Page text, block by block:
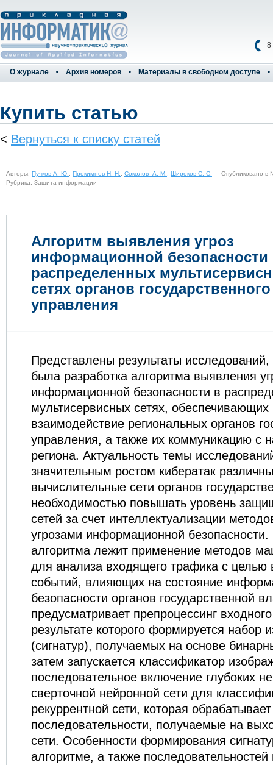
8
О журнале Архив номеров Материалы в свободном доступе
Купить статью
< Вернуться к списку статей
Авторы: Пучков А. Ю. Прокимнов Н. Н. Соколов А. М. Широков С. С.
Опубликовано в
Рубрика: Защита информации
Алгоритм выявления угроз
информационной безопасности
распределенных
сетях органов государственного
управления
Представлены результаты
была разработка алгоритма выявления
информационной безопасности в
мультисервисных сетях,
взаимодействие региональных органов
управления, а также их коммуникацию с
региона. Актуальность темы
значительным ростом кибератак
вычислительные сети органов
необходимостью повышать уровень
сетей за счет интеллектуализации
угрозами информационной
алгоритма лежит применение методов
для анализа входящего трафика с целью
событий, влияющих на состояние
безопасности органов государственной
предусматривает препроцессинг
результате которого формируется набор
(сигнатур), получаемых на основе
затем запускается классификатор
последовательное включение глубоких
сверточной нейронной сети для
рекуррентной сети, которая обрабатывает
последовательности, получаемые на
сети. Особенности формирования
алгоритме, а также